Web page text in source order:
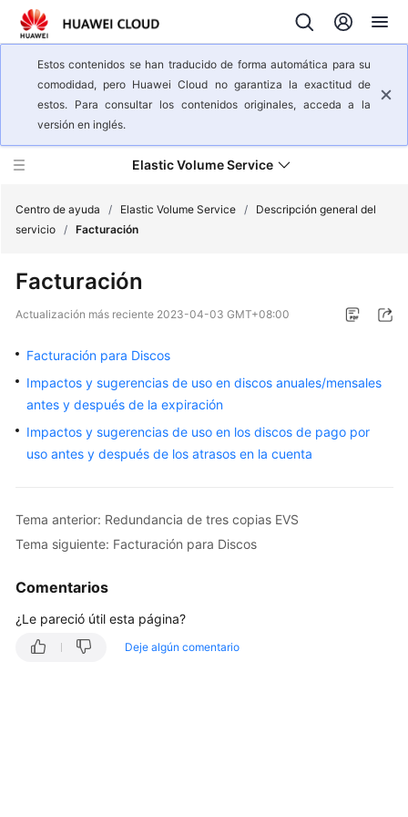
Estos contenidos se han traducido de forma automática para su
comodidad, pero Huawei Cloud no garantiza la exactitud de
estos. Para consultar los contenidos originales, acceda a la
versión en inglés.
Elastic Volume Service
general
del
de
EVS
¿Qué
de
y
rendimiento
Tipos
Centro de ayuda / Elastic Volume Service /
Descripción general del
servicio / Facturación
Facturación
Actualización más reciente 2023-04-03 GMT+08:00
Facturación para Discos
Impactos y sugerencias de uso en discos anuales/mensales
antes y después de la expiración
Impactos y sugerencias de uso en los discos de pago por
uso antes y después de los atrasos en la cuenta
Tema anterior: Redundancia de tres copias EVS
Tema siguiente: Facturación para Discos
Comentarios
¿Le pareció útil esta página?
Deje algún comentario